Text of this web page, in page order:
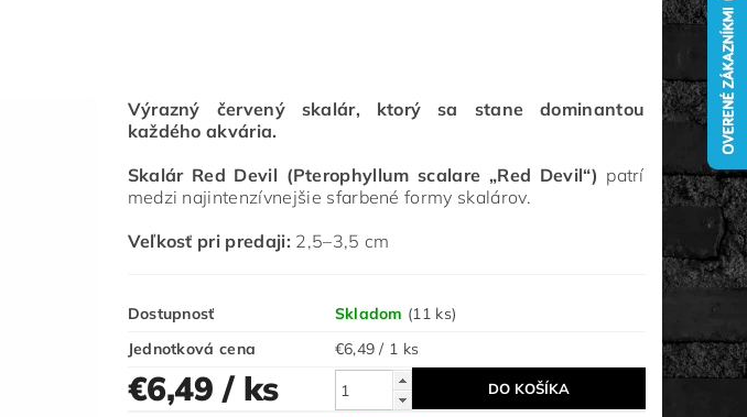
Výrazný červený skalár, ktorý sa stane dominantou
každého akvária.
Skalár Red Devil (Pterophyllum scalare „Red Devil“) patrí
medzi najintenzívnejšie sfarbené formy skalárov.
Veľkosť pri predaji: 2,5–3,5 cm
Dostupnosť Skladom (11 ks)
Jednotková cena
€6,49 / 1 ks
€6,49 / ks